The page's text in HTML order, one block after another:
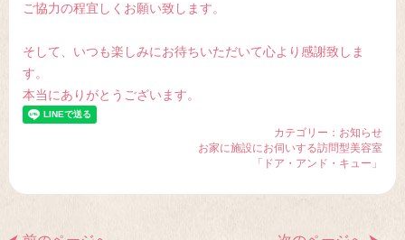
ご協力の程宜しくお願い致します。
そして、いつも楽しみにお待ちいただいて心より感謝致しま
す。
本当にありがとうございます。
カテゴリー： お知らせ
お家に施設にお伺いする訪問型美容室
「ドア・アンド・キュー」